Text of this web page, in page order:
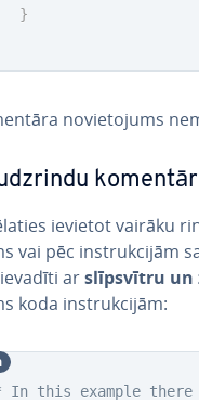
}
no­vie­to­jums
ievietot vairāku
vai pēc ins­truk­ci­jām
arslīpsvīt­ru un
koda ins­truk­ci­jām:
In this example there